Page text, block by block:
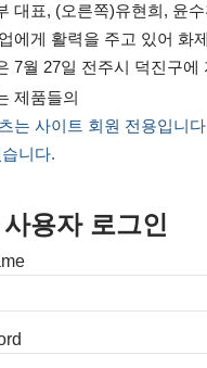
대표, (오른쪽)유현희, 윤
에게 활력을 주고 있어 화
7월 27일 전주시 덕진구에
제품들의
는 사이트 회원 전용입니
니다.
용자 로그인